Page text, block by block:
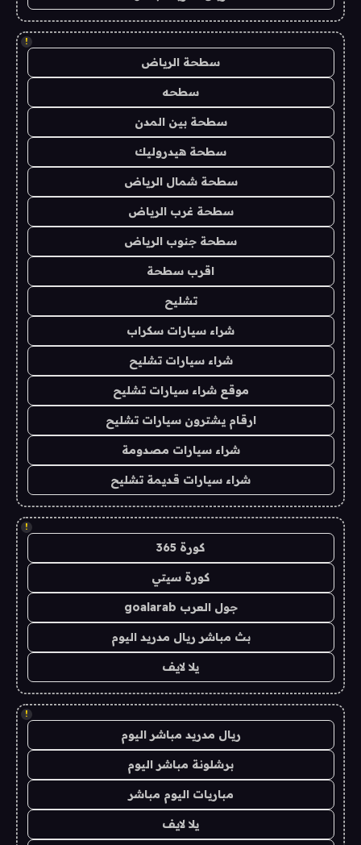
!
سطحة الرياض
سطحه
سطحة بين المدن
سطحة هيدروليك
سطحة شمال الرياض
سطحة غرب الرياض
سطحة جنوب الرياض
اقرب سطحة
تشليح
شراء سيارات سكراب
شراء سيارات تشليح
موقع شراء سيارات تشليح
ارقام يشترون سيارات تشليح
شراء سيارات مصدومة
شراء سيارات قديمة تشليح
!
كورة 365
كورة سيتي
جول العرب goalarab
بث مباشر ريال مدريد اليوم
يلا لايف
!
ريال مدريد مباشر اليوم
برشلونة مباشر اليوم
مباريات اليوم مباشر
يلا لايف